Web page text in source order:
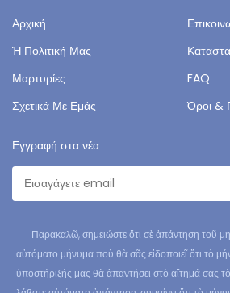
Αρχική
Ἡ Πολιτική Μας
Μαρτυρίες
FAQ
Σχετικά Με Εμάς
Όροι &
Εγγραφή στα νέα
Παρακαλῶ, σημειώστε ὅτι σὲ ἀπάντηση τοῦ
αὐτόματο μήνυμα ποὺ θὰ σᾶς εἰδοποιεῖ ὅτι τὸ
ὑποστήριξής μας θὰ ἀπαντήσει στὸ αἴτημά σας